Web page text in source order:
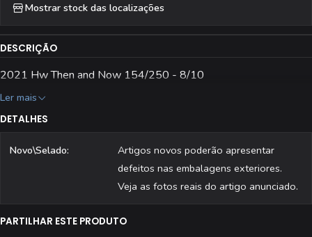
Mostrar stock das localizações
DESCRIÇÃO
2021 Hw Then and Now 154/250 - 8/10
Ler mais
DETALHES
Novo\Selado:
Artigos novos poderão apresentar
defeitos nas embalagens exteriores.
Veja as fotos reais do artigo anunciado.
PARTILHAR ESTE PRODUTO